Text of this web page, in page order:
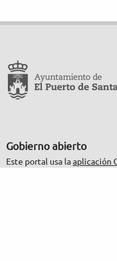
Gobierno abierto
Este portal usa laaplicación